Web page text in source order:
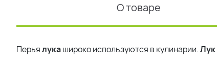
О товаре
Перьялукашироко используются в кулинарии.Лук